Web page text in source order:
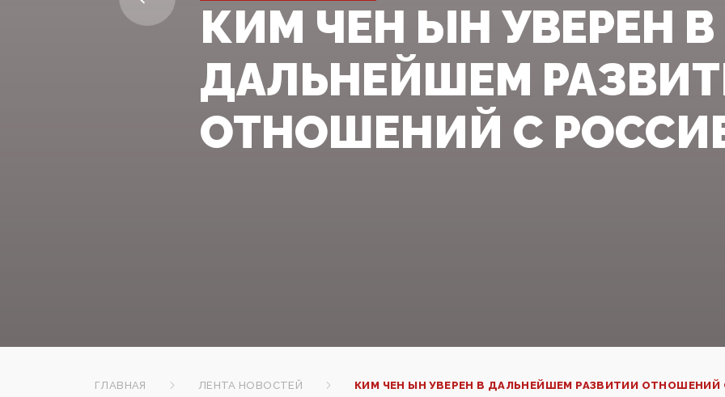
КИМ ЧЕН ЫН УВЕРЕН В
ДАЛЬНЕЙШЕМ
ОТНОШЕНИЙ С
ГЛАВНАЯ ЛЕНТА НОВОСТЕЙ КИМ ЧЕН ЫН УВЕРЕН В ДАЛЬНЕЙШЕМ РАЗВИТИИ ОТНОШЕНИЙ